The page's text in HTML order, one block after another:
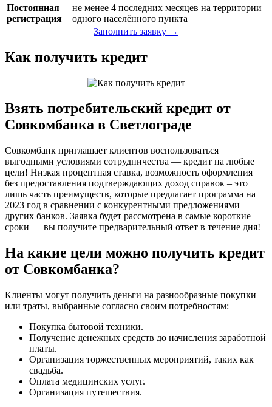
Постоянная
регистрация
не менее 4 последних месяцев на территории
одного населённого пункта
Заполнить заявку →
Как получить кредит
Взять потребительский кредит от
Совкомбанка в Светлограде
Совкомбанк приглашает клиентов воспользоваться
выгодными условиями сотрудничества — кредит на любые
цели! Низкая процентная ставка, возможность оформления
без предоставления подтверждающих доход справок – это
лишь часть преимуществ, которые предлагает программа на
2023 год в сравнении с конкурентными предложениями
других банков. Заявка будет рассмотрена в самые короткие
сроки — вы получите предварительный ответ в течение дня!
На какие цели можно получить кредит
от Совкомбанка?
Клиенты могут получить деньги на разнообразные покупки
или траты, выбранные согласно своим потребностям:
Покупка бытовой техники.
Получение денежных средств до начисления заработной
платы.
Организация торжественных мероприятий, таких как
свадьба.
Оплата медицинских услуг.
Организация путешествия.